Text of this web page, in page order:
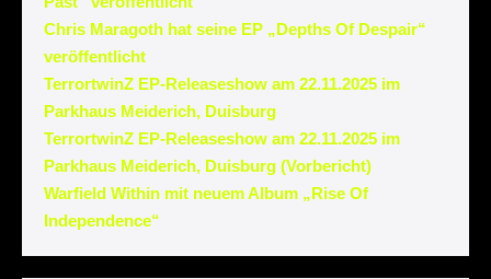
Chris Maragoth hat seine EP „Depths Of Despair“
veröffentlicht
TerrortwinZ EP-Releaseshow am 22.11.2025 im
Parkhaus Meiderich, Duisburg
TerrortwinZ EP-Releaseshow am 22.11.2025 im
Parkhaus Meiderich, Duisburg (Vorbericht)
Warfield Within mit neuem Album „Rise Of
Independence“